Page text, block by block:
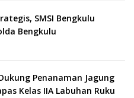
SMSI Bengkulu
Bengkulu
Penanaman Jagung
Kelas IIA Labuhan Ruku